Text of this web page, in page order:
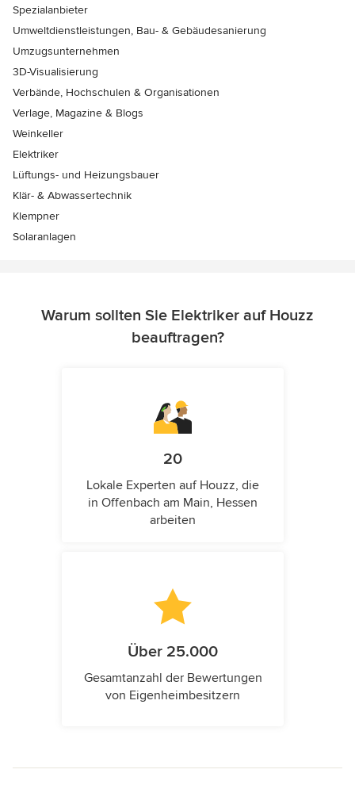
Spezialanbieter
Umweltdienstleistungen, Bau- & Gebäudesanierung
Umzugsunternehmen
3D-Visualisierung
Verbände, Hochschulen & Organisationen
Verlage, Magazine & Blogs
Weinkeller
Elektriker
Lüftungs- und Heizungsbauer
Klär- & Abwassertechnik
Klempner
Solaranlagen
Warum sollten Sie Elektriker auf Houzz
beauftragen?
20
Lokale Experten auf Houzz, die
in Offenbach am Main, Hessen
arbeiten
Über 25.000
Gesamtanzahl der Bewertungen
von Eigenheimbesitzern